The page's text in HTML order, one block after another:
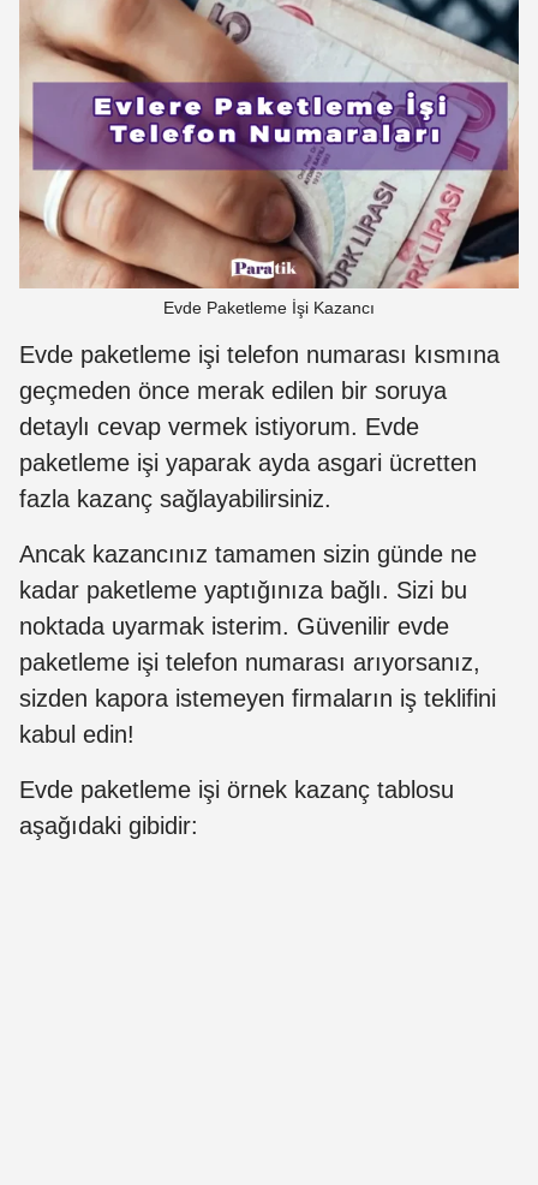
Evde Paketleme İşi Kazancı
Evde paketleme işi telefon numarası kısmına
geçmeden önce merak edilen bir soruya
detaylı cevap vermek istiyorum. Evde
paketleme işi yaparak ayda asgari ücretten
fazla kazanç sağlayabilirsiniz.
Ancak kazancınız tamamen sizin günde ne
kadar paketleme yaptığınıza bağlı. Sizi bu
noktada uyarmak isterim. Güvenilir evde
paketleme işi telefon numarası arıyorsanız,
sizden kapora istemeyen firmaların iş teklifini
kabul edin!
Evde paketleme işi örnek kazanç tablosu
aşağıdaki gibidir: